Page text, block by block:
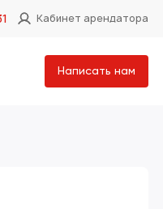
Кабинет арендатора
Написать нам